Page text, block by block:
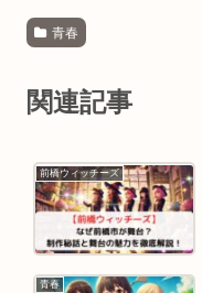
青春
関連記事
前橋ウィッチーズ
青春